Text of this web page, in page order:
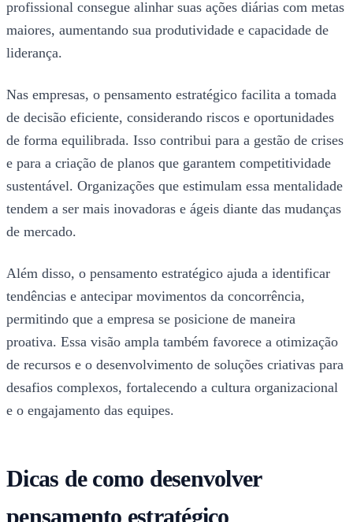
profissional consegue alinhar suas ações diárias com metas
maiores, aumentando sua produtividade e capacidade de
liderança.
Nas empresas, o pensamento estratégico facilita a tomada
de decisão eficiente, considerando riscos e oportunidades
de forma equilibrada. Isso contribui para a gestão de crises
e para a criação de planos que garantem competitividade
sustentável. Organizações que estimulam essa mentalidade
tendem a ser mais inovadoras e ágeis diante das mudanças
de mercado.
Além disso, o pensamento estratégico ajuda a identificar
tendências e antecipar movimentos da concorrência,
permitindo que a empresa se posicione de maneira
proativa. Essa visão ampla também favorece a otimização
de recursos e o desenvolvimento de soluções criativas para
desafios complexos, fortalecendo a cultura organizacional
e o engajamento das equipes.
Dicas de como desenvolver
pensamento estratégico